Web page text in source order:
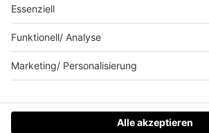
© barba radio. Ein Baby von Barbara
REGIOCAST.